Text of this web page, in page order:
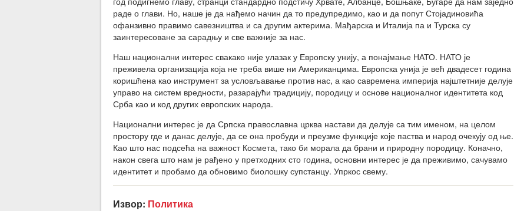
раде о глави. Но, наше је да нађемо начин да то предупредимо, као и да попут Стојадиновића
офанзивно правимо савезништва и са другим актерима. Мађарска и Италија па и Турска су
заинтересоване за сарадњу и све важније за нас.
Наш национални интерес свакако није улазак у Европску унију, а понајмање НАТО. НАТО је
преживела организација која не треба више ни Американцима. Европска унија је већ двадесет година
коришћена као инструмент за условљавање против нас, а као савремена империја најштетније делује
управо на систем вредности, разарајући традицију, породицу и основе националног идентитета код
Срба као и код других европских народа.
Национални интерес је да Српска православна црква настави да делује са тим именом, на целом
простору где и данас делује, да се она пробуди и преузме функције које паства и народ очекују од ње.
Као што нас подсећа на важност Космета, тако би морала да брани и природну породицу. Коначно,
након свега што нам је рађено у претходних сто година, основни интерес је да преживимо, сачувамо
идентитет и пробамо да обновимо биолошку супстанцу. Упркос свему.
Извор: Политика